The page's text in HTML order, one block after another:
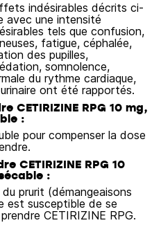
indésirables décrits ci-
avec une intensité
tels que confusion,
fatigue, céphalée,
des pupilles,
somnolence,
du rythme cardiaque,
ont été rapportés.
CETIRIZINE RPG 10 mg,
:
pour compenser la dose
CETIRIZINE RPG 10
:
prurit (démangeaisons
est susceptible de se
CETIRIZINE RPG.